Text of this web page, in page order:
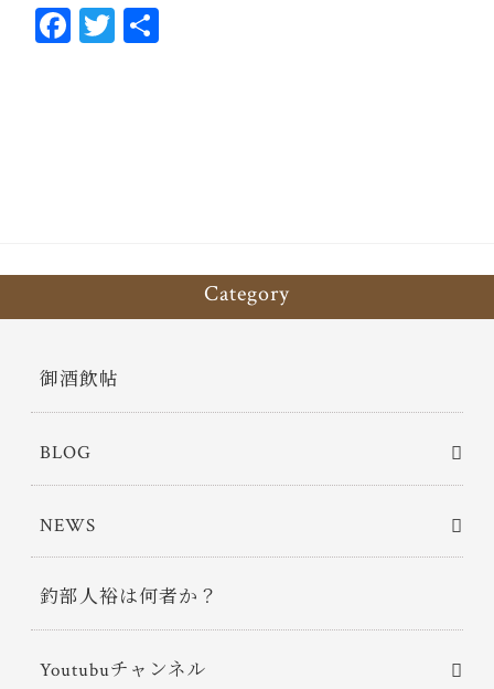
Fa T
Category
御酒飲帖
BLOG
NEWS
釣部人裕は何者か？
Youtubuチャンネル